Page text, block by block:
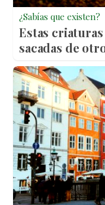
¿Sabías que existen?
Estas
sacadas de